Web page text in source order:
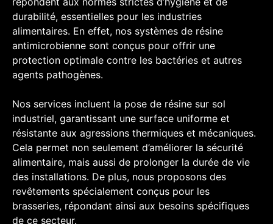
durabilité, essentielles pour les industries
alimentaires. En effet, nos systèmes de résine
antimicrobienne sont conçus pour offrir une
protection optimale contre les bactéries et autres
agents pathogènes.
Nos services incluent la pose de résine sur sol
industriel, garantissant une surface uniforme et
résistante aux agressions thermiques et mécaniques.
Cela permet non seulement d’améliorer la sécurité
alimentaire, mais aussi de prolonger la durée de vie
des installations. De plus, nous proposons des
revêtements spécialement conçus pour les
brasseries, répondant ainsi aux besoins spécifiques
de ce secteur.